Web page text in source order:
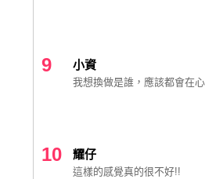
9 小資
我想換做是誰，應該都會在
10 耀仔
這樣的感覺真的很不好!!